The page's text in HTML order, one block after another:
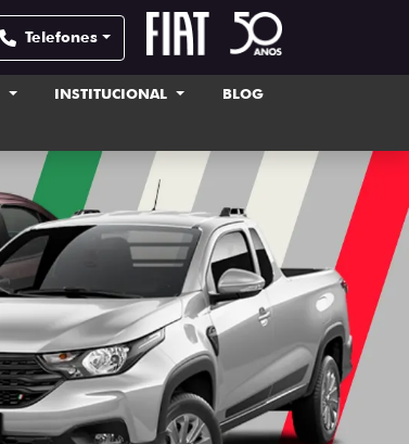
Telefones
INSTITUCIONAL BLOG